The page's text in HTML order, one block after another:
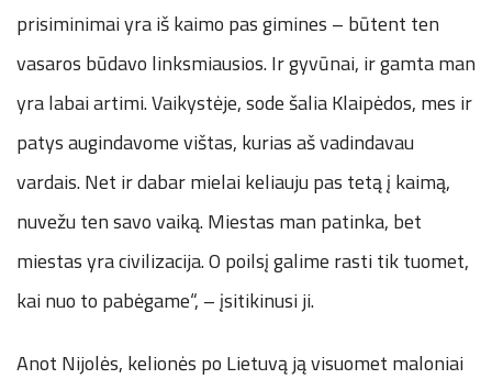
prisiminimai yra iš kaimo pas gimines – būtent ten
vasaros būdavo linksmiausios. Ir gyvūnai, ir gamta man
yra labai artimi. Vaikystėje, sode šalia Klaipėdos, mes ir
patys augindavome vištas, kurias aš vadindavau
vardais. Net ir dabar mielai keliauju pas tetą į kaimą,
nuvežu ten savo vaiką. Miestas man patinka, bet
miestas yra civilizacija. O poilsį galime rasti tik tuomet,
kai nuo to pabėgame“, – įsitikinusi ji.
Anot Nijolės, kelionės po Lietuvą ją visuomet maloniai